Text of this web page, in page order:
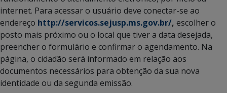
internet. Para acessar o usuário deve conectar-se ao
endereço http://servicos.sejusp.ms.gov.br/, escolher o
posto mais próximo ou o local que tiver a data desejada,
preencher o formulário e confirmar o agendamento. Na
página, o cidadão será informado em relação aos
documentos necessários para obtenção da sua nova
identidade ou da segunda emissão.